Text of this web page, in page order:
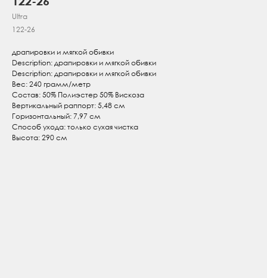
Ultra
122-26
драпировки и мягкой обивки
Description: драпировки и мягкой обивки
Description: драпировки и мягкой обивки
Вес: 240 грамм/метр
Состав: 50% Полиэстер 50% Вискоза
Вертикальный раппорт: 5,48 см
Горизонтальный: 7,97 см
Способ ухода: только сухая чистка
Высота: 290 см